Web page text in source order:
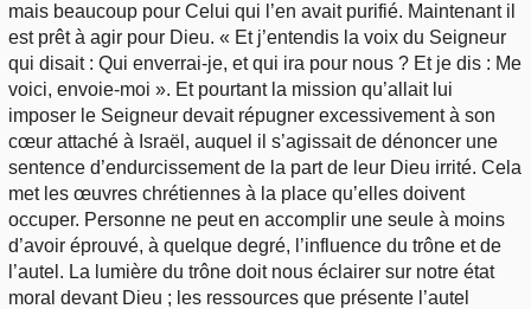
mais beaucoup pour Celui qui l’en avait purifié. Maintenant il
est prêt à agir pour Dieu. « Et j’entendis la voix du Seigneur
qui disait : Qui enverrai-je, et qui ira pour nous ? Et je dis : Me
voici, envoie-moi ». Et pourtant la mission qu’allait lui
imposer le Seigneur devait répugner excessivement à son
cœur attaché à Israël, auquel il s’agissait de dénoncer une
sentence d’endurcissement de la part de leur Dieu irrité. Cela
met les œuvres chrétiennes à la place qu’elles doivent
occuper. Personne ne peut en accomplir une seule à moins
d’avoir éprouvé, à quelque degré, l’influence du trône et de
l’autel. La lumière du trône doit nous éclairer sur notre état
moral devant Dieu ; les ressources que présente l’autel